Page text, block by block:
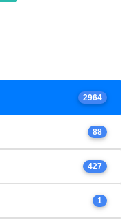
2964
88
427
1